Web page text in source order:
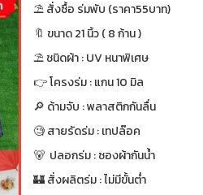
⛱ สั่งซื้อ ร่มพับ (ราคา55บาท)
🔖 ขนาด 21 นิ้ว ( 8 ก้าน )
⛱ ชนิดผ้า : UV หนาพิเศษ
👉 โครงร่ม : แกน 10 มิล
🔎 ด้ามจับ : พลาสติกกันลื่น
🧐 สายรัดร่ม : เทปล๊อค
🐻 ปลอกร่ม : ซองผ้ากันน้ำ
🏰 สั่งผลิตร่ม : ไม่มีขั้นต่ำ